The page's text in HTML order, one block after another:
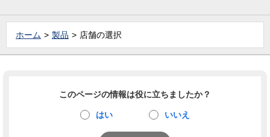
ホーム 製品 店舗の選択
このページの情報は役に立ちましたか？
はい いいえ